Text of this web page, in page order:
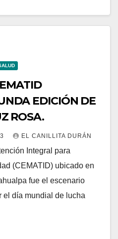
ROSA.
EL CANILLITA DURÁN
Integral para
(CEMATID) ubicado en
fue el escenario
el día mundial de lucha